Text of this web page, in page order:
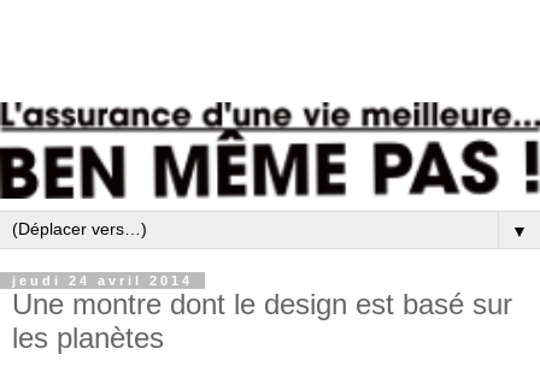
▼
jeudi 24 avril 2014
Une montre dont le design est basé sur
les planètes